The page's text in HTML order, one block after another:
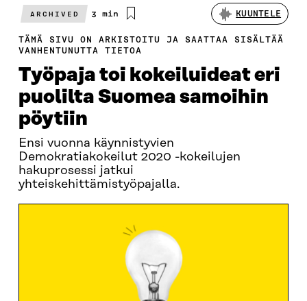
ARCHIVED
Arvioitu
3 min KUUNTELE
TÄMÄ SIVU ON ARKISTOITU JA SAATTAA SISÄLTÄÄ
VANHENTUNUTTA TIETOA
Työpaja toi kokeiluideat eri
puolilta Suomea samoihin
pöytiin
Ensi vuonna käynnistyvien
Demokratiakokeilut 2020 -kokeilujen
hakuprosessi jatkui
yhteiskehittämistyöpajalla.